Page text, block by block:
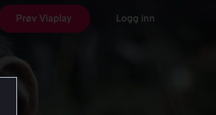
Prøv Viaplay Logg inn